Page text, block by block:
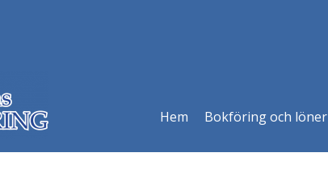
Hem Bokföring och löner